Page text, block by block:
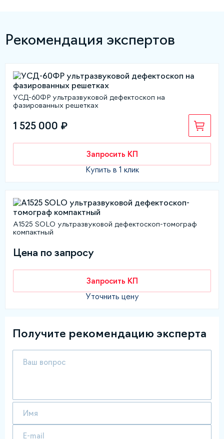
Рекомендация экспертов
УСД-60ФР ультразвуковой дефектоскоп на
фазированных решетках
1 525 000 ₽
Запросить КП
Купить в 1 клик
А1525 SOLO ультразвуковой дефектоскоп-томограф
компактный
Цена по запросу
Запросить КП
Уточнить цену
Получите рекомендацию эксперта